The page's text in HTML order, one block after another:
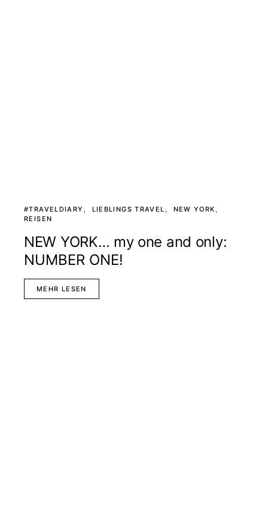
#TRAVELDIARY LIEBLINGS TRAVEL
NEW YORK
REISEN
NEW YORK… my one and only:
NUMBER ONE!
MEHR LESEN